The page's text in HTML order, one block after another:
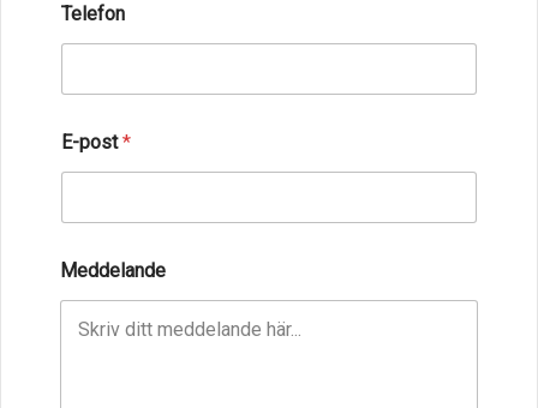
Telefon
E-post*
Meddelande